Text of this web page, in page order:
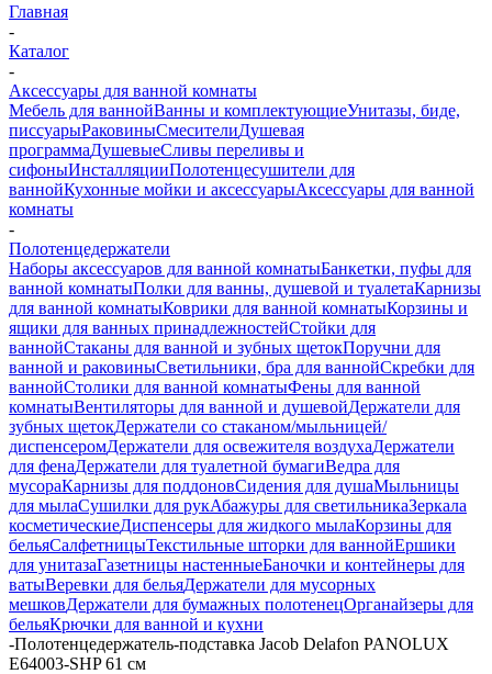
Главная
-
Каталог
-
Аксессуары для ванной комнаты
Мебель для ваннойВанны и комплектующиеУнитазы, биде,
писсуарыРаковиныСмесителиДушевая
программаДушевыеСливы переливы и
сифоныИнсталляцииПолотенцесушители для
ваннойКухонные мойки и аксессуарыАксессуары для ванной
комнаты
-
Полотенцедержатели
Наборы аксессуаров для ванной комнатыБанкетки, пуфы для
ванной комнатыПолки для ванны, душевой и туалетаКарнизы
для ванной комнатыКоврики для ванной комнатыКорзины и
ящики для ванных принадлежностейСтойки для
ваннойСтаканы для ванной и зубных щетокПоручни для
ванной и раковиныСветильники, бра для ваннойСкребки для
ваннойСтолики для ванной комнатыФены для ванной
комнатыВентиляторы для ванной и душевойДержатели для
зубных щетокДержатели со стаканом/мыльницей/
диспенсеромДержатели для освежителя воздухаДержатели
для фенаДержатели для туалетной бумагиВедра для
мусораКарнизы для поддоновСидения для душаМыльницы
для мылаСушилки для рукАбажуры для светильникаЗеркала
косметическиеДиспенсеры для жидкого мылаКорзины для
бельяСалфетницыТекстильные шторки для ваннойЕршики
для унитазаГазетницы настенныеБаночки и контейнеры для
ватыВеревки для бельяДержатели для мусорных
мешковДержатели для бумажных полотенецОрганайзеры для
бельяКрючки для ванной и кухни
-Полотенцедержатель-подставка Jacob Delafon PANOLUX
E64003-SHP 61 см